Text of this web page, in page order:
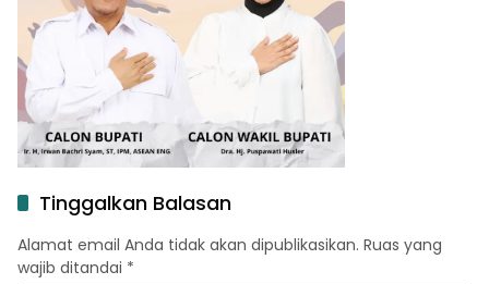
Tinggalkan Balasan
Alamat email Anda tidak akan dipublikasikan. Ruas yang
wajib ditandai *